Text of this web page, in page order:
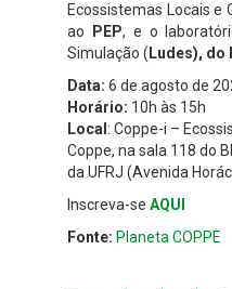
Ecossistemas Locais e
ao
PEP, e o
Simulação ( Ludes), do
Data: 6 de agosto de
Horário: 10h às 15h
Local : Coppe-i –
Coppe, na sala 118 do
da UFRJ (Avenida
Inscreva-se AQUI
Fonte: Planeta COPPE